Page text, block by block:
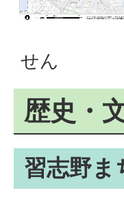
せん
歴史・
習志野ま